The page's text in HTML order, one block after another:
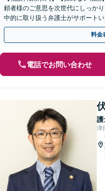
頼者様のご意思を次世代にしっか
中的に取り扱う弁護士がサポート
から遺言執行まで責任を持って対
料金
電話でお問い合わせ
護
津